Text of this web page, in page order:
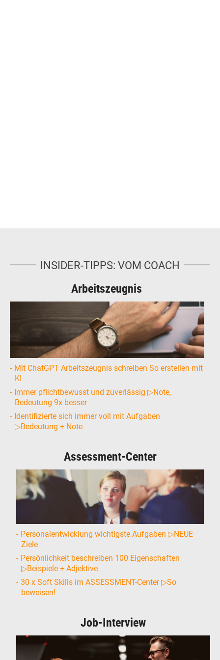
INSIDER-TIPPS: VOM COACH
Arbeitszeugnis
Mit ChatGPT Arbeitszeugnis schreiben So erstellen mit
KI
Immer pflichtbewusst und zuverlässig ▷Note,
Bedeutung 9x besser
Identifizierte sich immer voll mit Aufgaben
▷Bedeutung + Note
Assessment-Center
Personalentwicklung wichtigste Aufgaben ▷NEUE
Ziele
Persönlichkeit beschreiben 100 Eigenschaften
▷Beispiele + Adjektive
30 x Soft Skills im ASSESSMENT-Center ▷So
beweisen!
Job-Interview